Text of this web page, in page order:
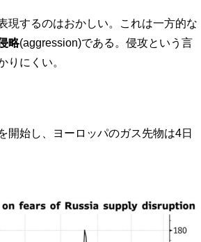
現するのはおかしい。これは一方的な
略(aggression)である。侵攻という言
りにくい。
開始し、ヨーロッパのガス先物は4日